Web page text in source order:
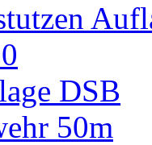
DSB
50m